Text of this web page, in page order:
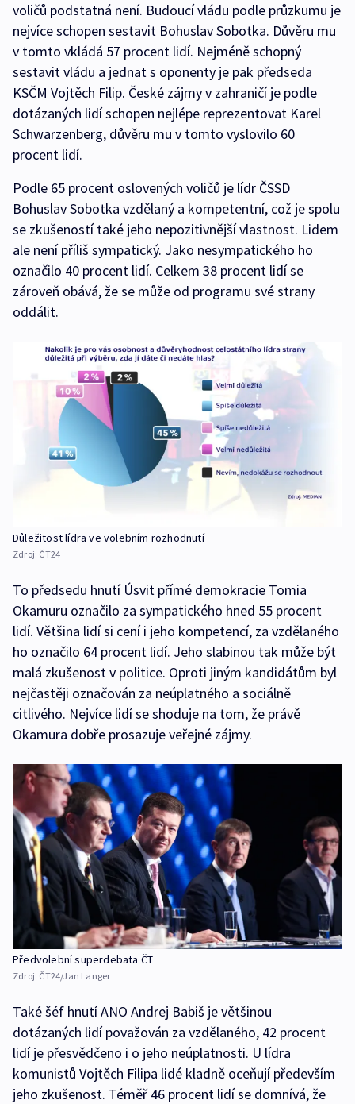
voličů podstatná není. Budoucí vládu podle průzkumu je
nejvíce schopen sestavit Bohuslav Sobotka. Důvěru mu
v tomto vkládá 57 procent lidí. Nejméně schopný
sestavit vládu a jednat s oponenty je pak předseda
KSČM Vojtěch Filip. České zájmy v zahraničí je podle
dotázaných lidí schopen nejlépe reprezentovat Karel
Schwarzenberg, důvěru mu v tomto vyslovilo 60
procent lidí.
Podle 65 procent oslovených voličů je lídr ČSSD
Bohuslav Sobotka vzdělaný a kompetentní, což je spolu
se zkušeností také jeho nepozitivnější vlastnost. Lidem
ale není příliš sympatický. Jako nesympatického ho
označilo 40 procent lidí. Celkem 38 procent lidí se
zároveň obává, že se může od programu své strany
oddálit.
Důležitost lídra ve volebním rozhodnutí
Zdroj: ČT24
To předsedu hnutí Úsvit přímé demokracie Tomia
Okamuru označilo za sympatického hned 55 procent
lidí. Většina lidí si cení i jeho kompetencí, za vzdělaného
ho označilo 64 procent lidí. Jeho slabinou tak může být
malá zkušenost v politice. Oproti jiným kandidátům byl
nejčastěji označován za neúplatného a sociálně
citlivého. Nejvíce lidí se shoduje na tom, že právě
Okamura dobře prosazuje veřejné zájmy.
Předvolební superdebata ČT
Zdroj: ČT24/Jan Langer
Také šéf hnutí ANO Andrej Babiš je většinou
dotázaných lidí považován za vzdělaného, 42 procent
lidí je přesvědčeno i o jeho neúplatnosti. U lídra
komunistů Vojtěch Filipa lidé kladně oceňují především
jeho zkušenost. Téměř 46 procent lidí se domnívá, že